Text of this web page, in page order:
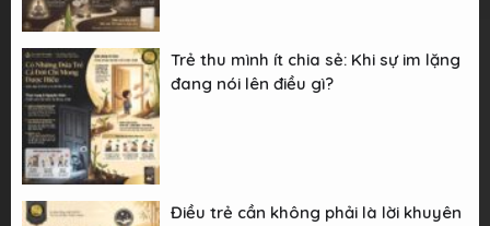
Trẻ thu mình ít chia sẻ: Khi sự im lặng
đang nói lên điều gì?
Điều trẻ cần không phải là lời khuyên